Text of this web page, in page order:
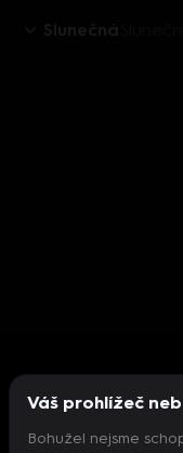
Slunečná
Váš prohlížeč
Bohužel nejsme